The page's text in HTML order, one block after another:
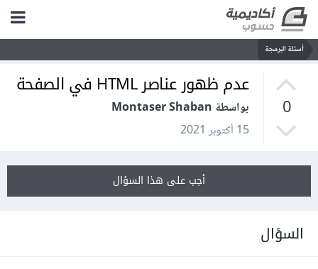
أسئلة البرمجة
0
عدم ظهور عناصر HTML في الصفحة
بواسطة Montaser Shaban
15 أكتوبر 2021
أجب على هذا السؤال
السؤال